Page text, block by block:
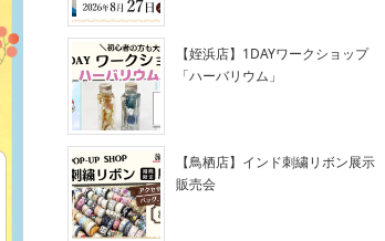
【姪浜店】1DAYワークショップ
「ハーバリウム」
【鳥栖店】インド刺繍リボン展示
販売会